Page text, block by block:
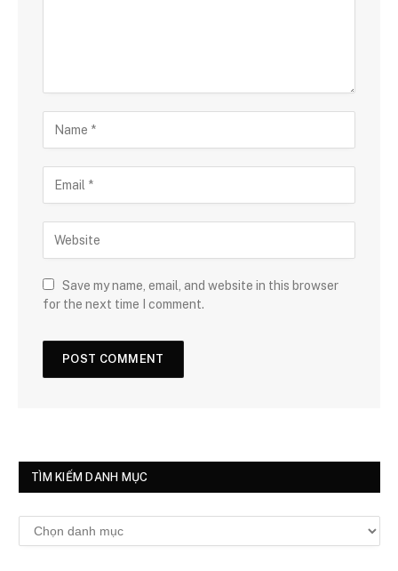
Save my name, email, and website in this browser
for the next time I comment.
TÌM KIẾM DANH MỤC
Tìm
kiếm